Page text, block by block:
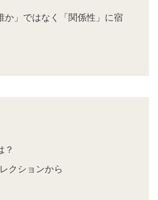
か」ではなく「関係性」に宿
？
クションから